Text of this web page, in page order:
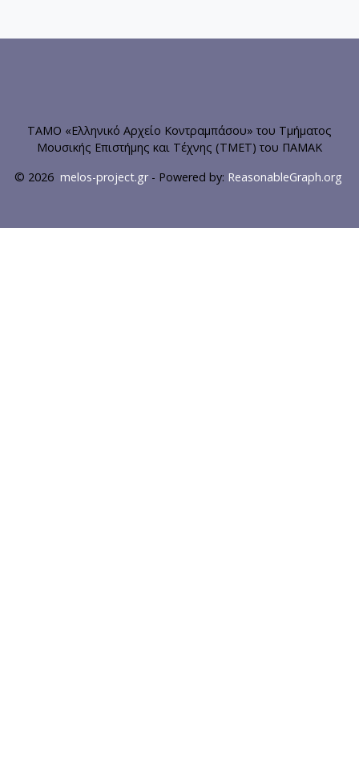
ΤΑΜΟ «Ελληνικό Αρχείο Κοντραμπάσου» του Τμήματος
Μουσικής Επιστήμης και Τέχνης (ΤΜΕΤ) του ΠΑΜΑΚ
© 2026 melos-project.gr- Powered by: ReasonableGraph.org